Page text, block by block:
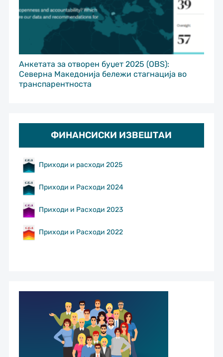
Анкетата за отворен буџет 2025 (OBS):
Северна Македонија бележи стагнација во
транспарентноста
ФИНАНСИСКИ ИЗВЕШТАИ
Приходи и расходи 2025
Приходи и Расходи 2024
Приходи и Расходи 2023
Приходи и Расходи 2022